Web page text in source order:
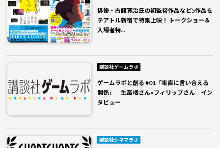
俳優・古舘寛治氏の初監督作品など5作品を
テアトル新宿で特集上映！ トークショー＆
入場者特...
講談社ゲームラボ
ゲームラボと創る #01「率直に言い合える
関係」 生高橋さん×フィリップさん イン
タビュー
講談社シネマラボ